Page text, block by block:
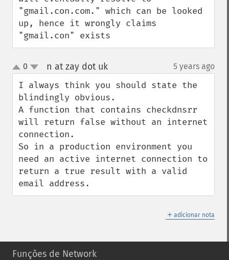
"gmail.con.com." which can be looked
up, hence it wrongly claims
"gmail.con" exists
up
down
0 n at zay dot uk¶ 5 years ago
I always think you should state the
blindingly obvious.
A function that contains checkdnsrr
will return false without an internet
connection.
So in a production environment you
need an active internet connection to
return a true result with a valid
email address.
＋ adicionar nota
Funções de Network